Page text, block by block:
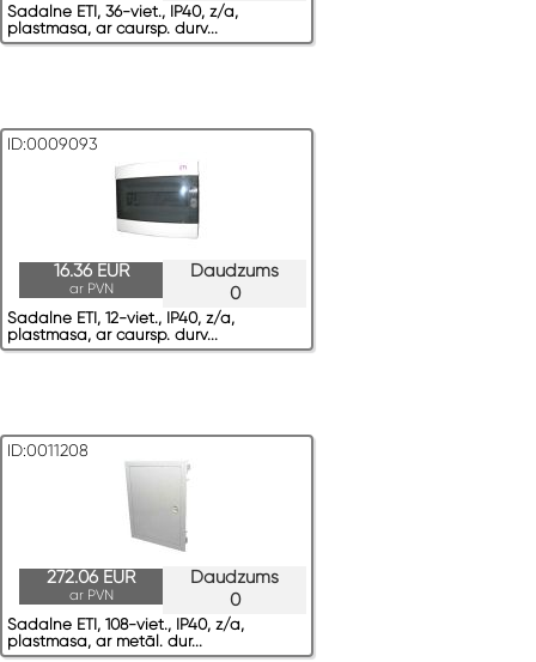
Sadalne ETI, 36-viet., IP40, z/a,
plastmasa, ar caursp. durv...
ID:0009093
Daudzums
0
16.36 EUR
ar PVN
Sadalne ETI, 12-viet., IP40, z/a,
plastmasa, ar caursp. durv...
ID:0011208
Daudzums
0
272.06 EUR
ar PVN
Sadalne ETI, 108-viet., IP40, z/a,
plastmasa, ar metāl. dur...